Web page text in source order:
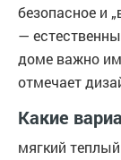
безопасное и
—
доме важно
отмечает
Какие
мягкий